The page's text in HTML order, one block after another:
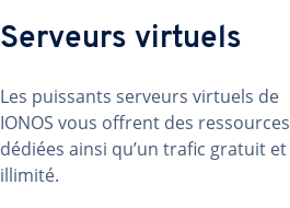
Serveurs virtuels
Les puissants serveurs virtuels de
IONOS vous offrent des ressources
dédiées ainsi qu’un trafic gratuit et
illimité.